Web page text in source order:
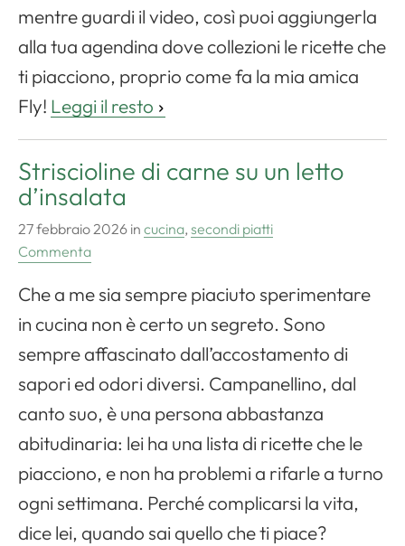
mentre guardi il video, così puoi aggiungerla
alla tua agendina dove collezioni le ricette che
ti piacciono, proprio come fa la mia amica
Fly! Leggi il resto
Striscioline di carne su un letto
d’insalata
27 febbraio 2026 in cucina, secondi piatti
Commenta
Che a me sia sempre piaciuto sperimentare
in cucina non è certo un segreto. Sono
sempre affascinato dall’accostamento di
sapori ed odori diversi. Campanellino, dal
canto suo, è una persona abbastanza
abitudinaria: lei ha una lista di ricette che le
piacciono, e non ha problemi a rifarle a turno
ogni settimana. Perché complicarsi la vita,
dice lei, quando sai quello che ti piace?